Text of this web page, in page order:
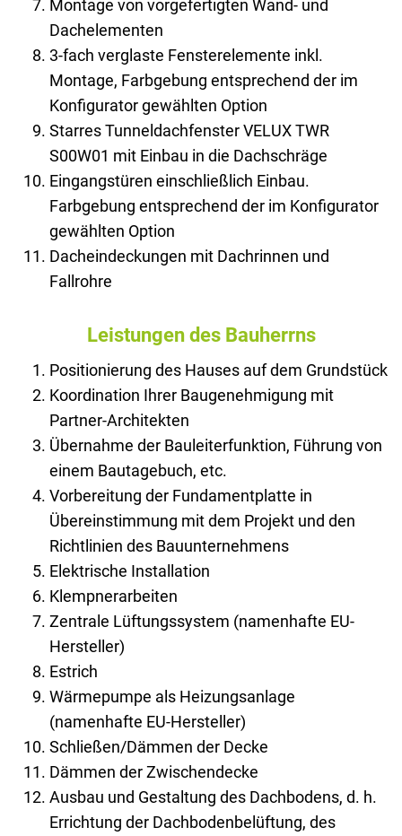
Montage von vorgefertigten Wand- und
Dachelementen
3-fach verglaste Fensterelemente inkl.
Montage, Farbgebung entsprechend der im
Konfigurator gewählten Option
Starres Tunneldachfenster VELUX TWR
S00W01 mit Einbau in die Dachschräge
Eingangstüren einschließlich Einbau.
Farbgebung entsprechend der im Konfigurator
gewählten Option
Dacheindeckungen mit Dachrinnen und
Fallrohre
Leistungen des Bauherrns
Positionierung des Hauses auf dem Grundstück
Koordination Ihrer Baugenehmigung mit
Partner-Architekten
Übernahme der Bauleiterfunktion, Führung von
einem Bautagebuch, etc.
Vorbereitung der Fundamentplatte in
Übereinstimmung mit dem Projekt und den
Richtlinien des Bauunternehmens
Elektrische Installation
Klempnerarbeiten
Zentrale Lüftungssystem (namenhafte EU-
Hersteller)
Estrich
Wärmepumpe als Heizungsanlage
(namenhafte EU-Hersteller)
Schließen/Dämmen der Decke
Dämmen der Zwischendecke
Ausbau und Gestaltung des Dachbodens, d. h.
Errichtung der Dachbodenbelüftung, des